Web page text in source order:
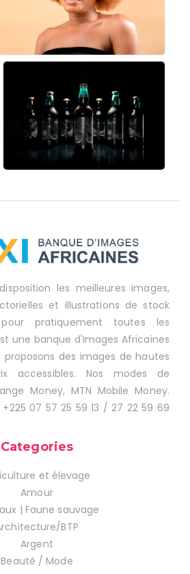
les meilleures images,
et illustrations de stock
pratiquement toutes les
une banque d'Images Africaines
proposons des images de hautes
accessibles. Nos modes de
Money, MTN Mobile Money.
07 57 25 59 13 / 27 22 59 69
Categories
et élevage
Amour
| Faune sauvage
BTP
Argent
Beauté / Mode